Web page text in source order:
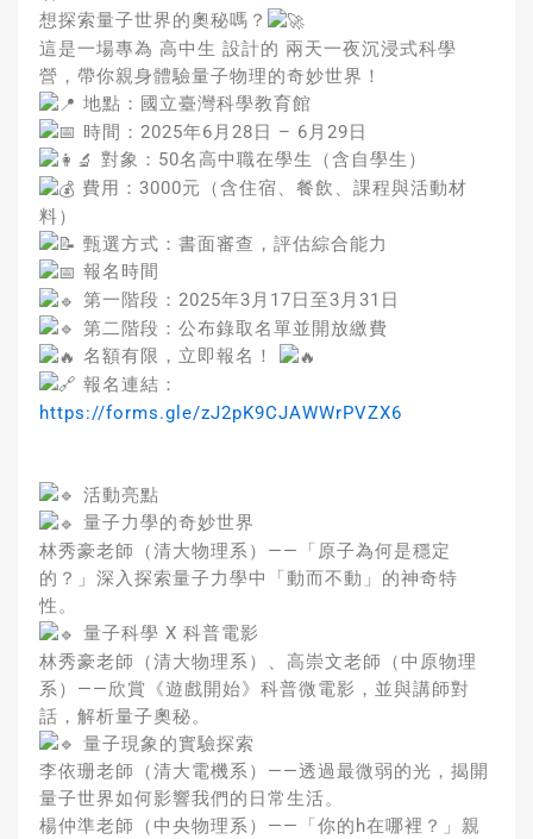
想探索量子世界的奧秘嗎？
這是一場專為 高中生 設計的 兩天一夜沉浸式科學
營，帶你親身體驗量子物理的奇妙世界！
地點：國立臺灣科學教育館
時間：2025年6月28日 – 6月29日
對象：50名高中職在學生（含自學生）
費用：3000元（含住宿、餐飲、課程與活動材
料）
甄選方式：書面審查，評估綜合能力
報名時間
第一階段：2025年3月17日至3月31日
第二階段：公布錄取名單並開放繳費
名額有限，立即報名！
報名連結：
https://forms.gle/zJ2pK9CJAWWrPVZX6
活動亮點
量子力學的奇妙世界
林秀豪老師（清大物理系）——「原子為何是穩定
的？」深入探索量子力學中「動而不動」的神奇特
性。
量子科學 X 科普電影
林秀豪老師（清大物理系）、高崇文老師（中原物理
系）——欣賞《遊戲開始》科普微電影，並與講師對
話，解析量子奧秘。
量子現象的實驗探索
李依珊老師（清大電機系）——透過最微弱的光，揭開
量子世界如何影響我們的日常生活。
楊仲準老師（中央物理系）——「你的h在哪裡？」親